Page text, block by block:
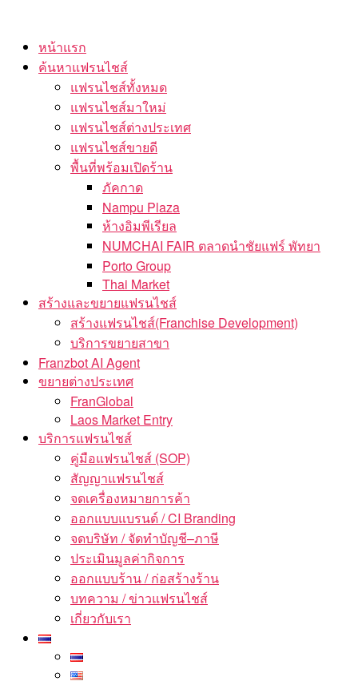
content
หน้าแรก
ค้นหาแฟรนไชส์
แฟรนไชส์ทั้งหมด
แฟรนไชส์มาใหม่
แฟรนไชส์ต่างประเทศ
แฟรนไชส์ขายดี
พื้นที่พร้อมเปิดร้าน
ภัคกาด
Nampu Plaza
ห้างอิมพีเรียล
NUMCHAI FAIR ตลาดนำชัยแฟร์ พัทยา
Porto Group
Thai Market
สร้างและขยายแฟรนไชส์
สร้างแฟรนไชส์(Franchise Development)
บริการขยายสาขา
Franzbot AI Agent
ขยายต่างประเทศ
FranGlobal
Laos Market Entry
บริการแฟรนไชส์
คู่มือแฟรนไชส์ (SOP)
สัญญาแฟรนไชส์
จดเครื่องหมายการค้า
ออกแบบแบรนด์ / CI Branding
จดบริษัท / จัดทำบัญชี–ภาษี
ประเมินมูลค่ากิจการ
ออกแบบร้าน / ก่อสร้างร้าน
บทความ / ข่าวแฟรนไชส์
เกี่ยวกับเรา